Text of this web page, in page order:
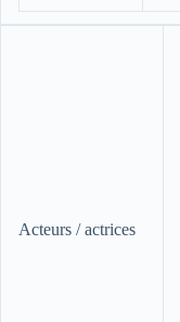
Acteurs / actrices